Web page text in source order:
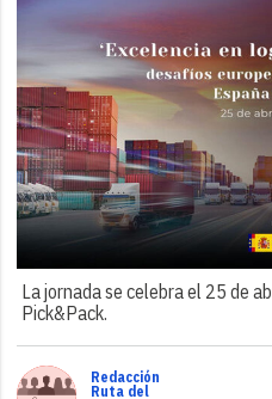
La jornada se celebra el 25 de
Pick&Pack.
Redacción
Ruta del